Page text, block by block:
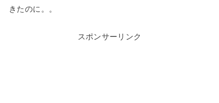
きたのに。。
スポンサーリンク